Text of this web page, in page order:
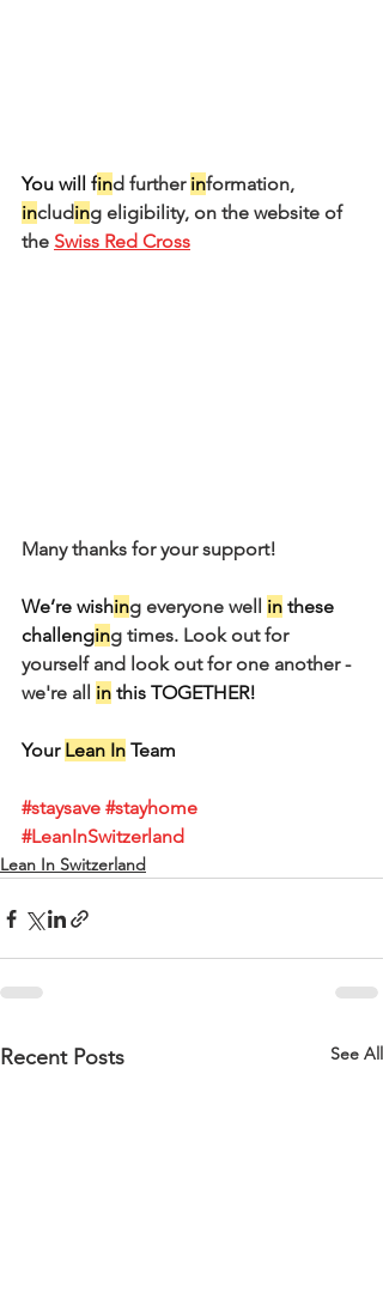
You will find further information,
including eligibility, on the website of
the Swiss Red Cross
Many thanks for your support!
We’re wishing everyone well in these
challenging times. Look out for
yourself and look out for one another -
we're all in this TOGETHER!
Your Lean In Team
#staysave #stayhome
#LeanInSwitzerland
Lean In Switzerland
Recent Posts See All